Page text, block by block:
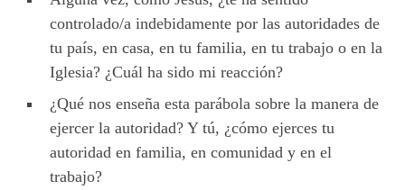
controlado/a indebidamente por las autoridades de
tu país, en casa, en tu familia, en tu trabajo o en la
Iglesia? ¿Cuál ha sido mi reacción?
¿Qué nos enseña esta parábola sobre la manera de
ejercer la autoridad? Y tú, ¿cómo ejerces tu
autoridad en familia, en comunidad y en el
trabajo?